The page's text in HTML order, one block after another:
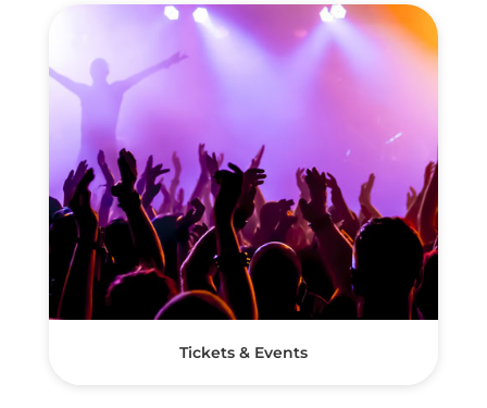
Tickets & Events